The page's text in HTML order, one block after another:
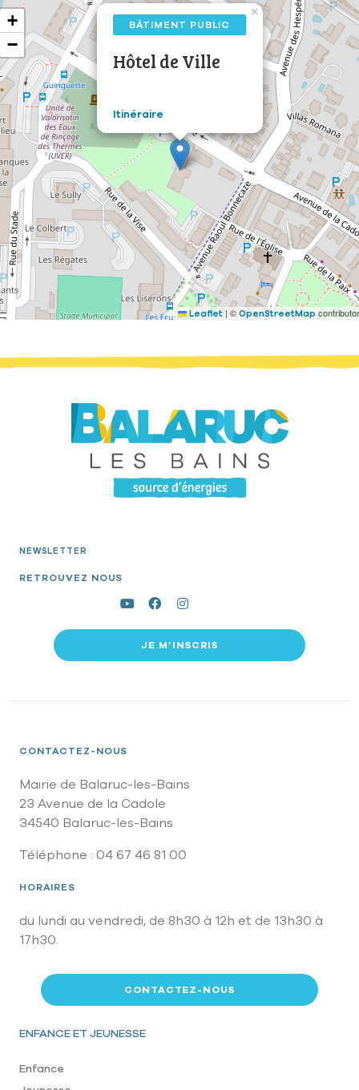
BÂTIMENT PUBLIC
Hôtel de Ville
Itinéraire
×
+
−
Leaflet | © OpenStreetMap
NEWSLETTER
JE M’INSCRIS
RETROUVEZ NOUS
CONTACTEZ-NOUS
Mairie de Balaruc-les-Bains
23 Avenue de la Cadole
34540 Balaruc-les-Bains
Téléphone : 04 67 46 81 00
HORAIRES
du lundi au vendredi, de 8h30 à 12h et de 13h30 à
17h30.
CONTACTEZ-NOUS
Pied de page
ENFANCE ET JEUNESSE
Enfance